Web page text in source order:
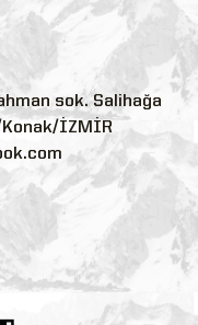
sok. Salihağa
Konak/İZMİR